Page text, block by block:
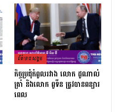
ព័ត៌មាន​សង្គម
កិច្ចប្រជុំកំពូលរវាង លោក ដូណាល់
ត្រាំ និងលោក ពូទីន ត្រូវបានពន្យារ
ពេល